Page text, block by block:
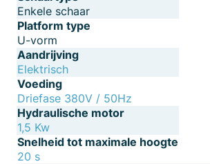
Enkele schaar
Platform type
U-vorm
Aandrijving
Elektrisch
Voeding
Driefase 380V / 50Hz
Hydraulische motor
1,5 Kw
Snelheid tot maximale hoogte
20 s